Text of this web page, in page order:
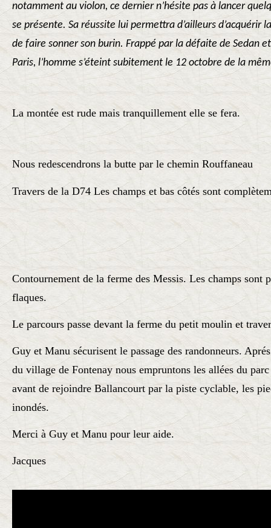
notamment au violon, ce dernier n’hésite pas à lancer
se présente. Sa réussite lui permettra d’ailleurs d’acquérir
de faire sonner son burin. Frappé par la défaite de Sedan et
Paris, l’homme s’éteint subitement le 12 octobre de la
La montée est rude mais tranquillement elle se fera.
Nous redescendrons la butte par le chemin Rouffaneau
Travers de la D74 Les champs et bas côtés sont
Contournement de la ferme des Messis. Les champs sont
flaques.
Le parcours passe devant la ferme du petit moulin et
Guy et Manu sécurisent le passage des randonneurs.
du village de Fontenay nous empruntons les allées du
avant de rejoindre Ballancourt par la piste cyclable, les
inondés.
Merci à Guy et Manu pour leur aide.
Jacques